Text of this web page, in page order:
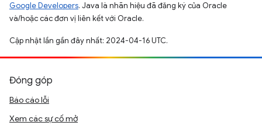
Google Developers. Java là nhãn hiệu đã đăng ký của Oracle
và/hoặc các đơn vị liên kết với Oracle.
Cập nhật lần gần đây nhất: 2024-04-16 UTC.
Đóng góp
Báo cáo lỗi
Xem các sự cố mở